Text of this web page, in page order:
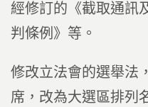
經修訂的《截取通訊
判條例》等。
修改立法會的選舉法
席，改為大選區排列